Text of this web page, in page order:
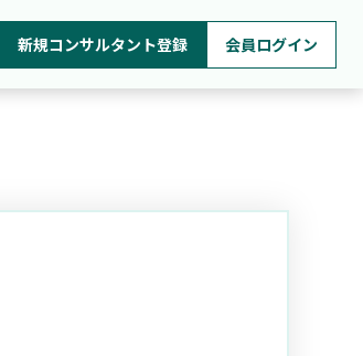
新規コンサルタント登録 会員ログイン